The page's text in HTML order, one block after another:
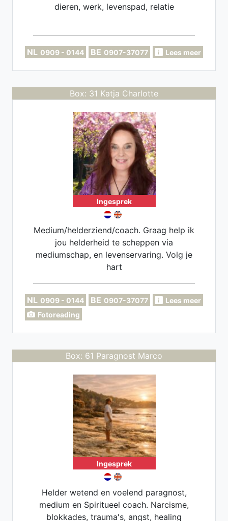
dieren, werk, levenspad, relatie
NL 0909 - 0144 BE 0907-37077 Lees meer
Box: 31 Katja Charlotte
Ingesprek
Medium/helderziend/coach. Graag help ik
jou helderheid te scheppen via
mediumschap, en levenservaring. Volg je
hart
NL 0909 - 0144 BE 0907-37077
Lees meer
Fotoreading
Box: 61 Paragnost Marco
Ingesprek
Helder wetend en voelend paragnost,
medium en Spiritueel coach. Narcisme,
blokkades, trauma's, angst, healing